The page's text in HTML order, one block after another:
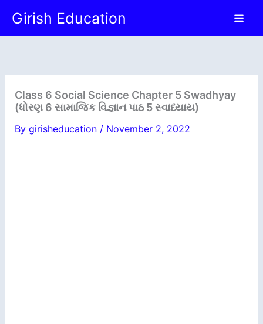
content
Girish Education
Class 6 Social Science Chapter 5 Swadhyay
(ધોરણ 6 સામાજિક વિજ્ઞાન પાઠ 5 સ્વાધ્યાય)
By girisheducation / November 2, 2022